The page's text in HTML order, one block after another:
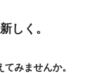
しく。
みませんか。